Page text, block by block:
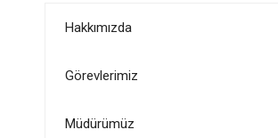
Hakkımızda
Görevlerimiz
Müdürümüz